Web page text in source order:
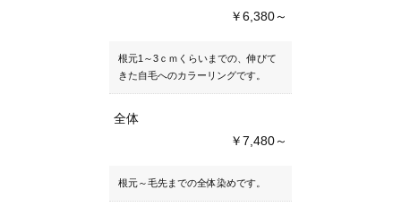
￥6,380～
根元1～3ｃｍくらいまでの、伸びて
きた自毛へのカラーリングです。
全体
￥7,480～
根元～毛先までの全体染めです。